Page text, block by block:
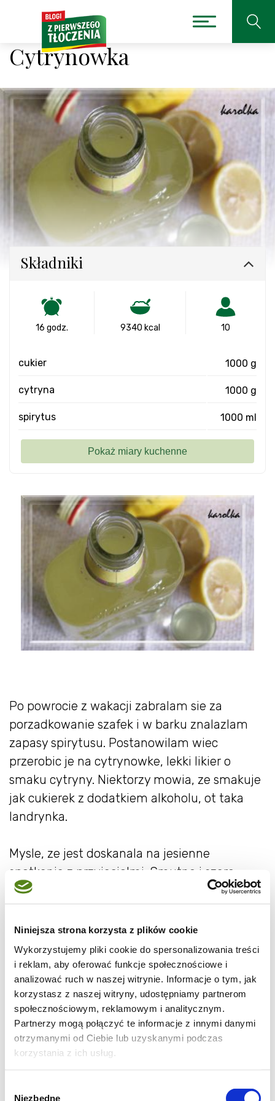
Niniejsza strona korzysta z plików cookie
Wykorzystujemy pliki cookie do spersonalizowania treści
i reklam, aby oferować funkcje społecznościowe i
analizować ruch w naszej witrynie. Informacje o tym, jak
korzystasz z naszej witryny, udostępniamy partnerom
społecznościowym, reklamowym i analitycznym.
Partnerzy mogą połączyć te informacje z innymi danymi
otrzymanymi od Ciebie lub uzyskanymi podczas
korzystania z ich usług.
Niezbędne
Cytrynowka
Po powrocie z wakacji zabralam sie za
porzadkowanie szafek i w barku znalazlam
zapasy spirytusu. Postanowilam wiec
przerobic je na cytrynowke, lekki likier o
smaku cytryny. Niektorzy mowia, ze smakuje
jak cukierek z dodatkiem alkoholu, ot taka
landrynka.
Mysle, ze jest doskanala na jesienne
spotkania z przyjaciolmi. Smutne i szare
wieczory pod znakiem zoltego, slodkiego
napoju. A ze u mnie jesien zagoscila juz na
poczatku lata i ani mysli odpuscic to i
cytrynowka juz gotowa :)
Składniki
16 godz. 9340 kcal 10
cukier 1000 g
cytryna 1000 g
spirytus 1000 ml